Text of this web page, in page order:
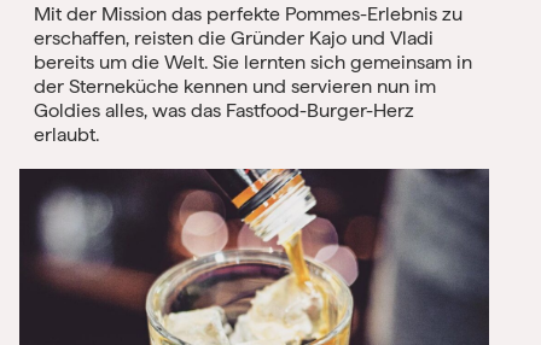
Mit der Mission das perfekte Pommes-Erlebnis zu
erschaffen, reisten die Gründer Kajo und Vladi
bereits um die Welt. Sie lernten sich gemeinsam in
der Sterneküche kennen und servieren nun im
Goldies alles, was das Fastfood-Burger-Herz
erlaubt.